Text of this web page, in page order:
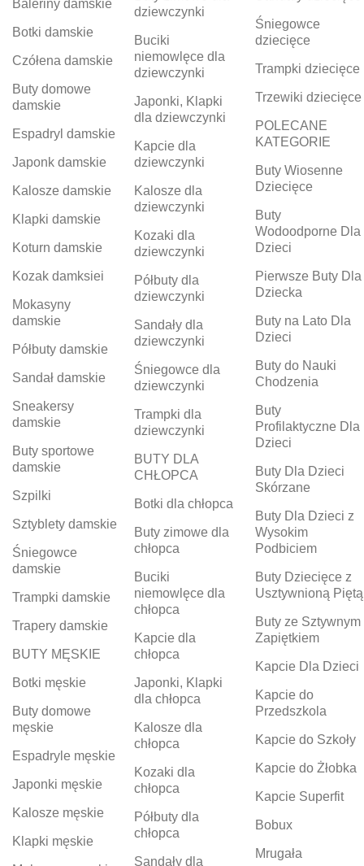
Baleriny damskie
Botki damskie
Czółena damskie
Buty domowe
damskie
Espadryl damskie
Japonk damskie
Kalosze damskie
Klapki damskie
Koturn damskie
Kozak damksiei
Mokasyny
damskie
Półbuty damskie
Sandał damskie
Sneakersy
damskie
Buty sportowe
damskie
Szpilki
Sztyblety damskie
Śniegowce
damskie
Trampki damskie
Trapery damskie
BUTY MĘSKIE
Botki męskie
Buty domowe
męskie
Espadryle męskie
Japonki męskie
Kalosze męskie
Klapki męskie
dziewczynki
Buciki
niemowlęce dla
dziewczynki
Japonki, Klapki
dla dziewczynki
Kapcie dla
dziewczynki
Kalosze dla
dziewczynki
Kozaki dla
dziewczynki
Półbuty dla
dziewczynki
Sandały dla
dziewczynki
Śniegowce dla
dziewczynki
Trampki dla
dziewczynki
BUTY DLA
CHŁOPCA
Botki dla chłopca
Buty zimowe dla
chłopca
Buciki
niemowlęce dla
chłopca
Kapcie dla
chłopca
Japonki, Klapki
dla chłopca
Kalosze dla
chłopca
Kozaki dla
chłopca
Półbuty dla
chłopca
Sandały dla
Śniegowce
dziecięce
Trampki dziecięce
Trzewiki dziecięce
POLECANE
KATEGORIE
Buty Wiosenne
Dziecięce
Buty
Wodoodporne Dla
Dzieci
Pierwsze Buty Dla
Dziecka
Buty na Lato Dla
Dzieci
Buty do Nauki
Chodzenia
Buty
Profilaktyczne Dla
Dzieci
Buty Dla Dzieci
Skórzane
Buty Dla Dzieci z
Wysokim
Podbiciem
Buty Dziecięce z
Usztywnioną Piętą
Buty ze Sztywnym
Zapiętkiem
Kapcie Dla Dzieci
Kapcie do
Przedszkola
Kapcie do Szkoły
Kapcie do Żłobka
Kapcie Superfit
Bobux
Mrugała